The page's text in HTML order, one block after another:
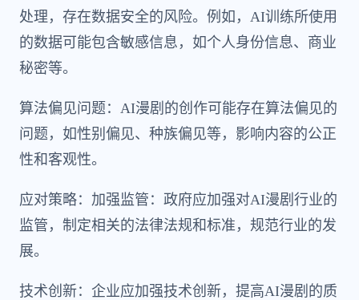
处理，存在数据安全的风险。例如，AI训练所使用
的数据可能包含敏感信息，如个人身份信息、商业
秘密等。
算法偏见问题：AI漫剧的创作可能存在算法偏见的
问题，如性别偏见、种族偏见等，影响内容的公正
性和客观性。
应对策略：加强监管：政府应加强对AI漫剧行业的
监管，制定相关的法律法规和标准，规范行业的发
展。
技术创新：企业应加强技术创新，提高AI漫剧的质